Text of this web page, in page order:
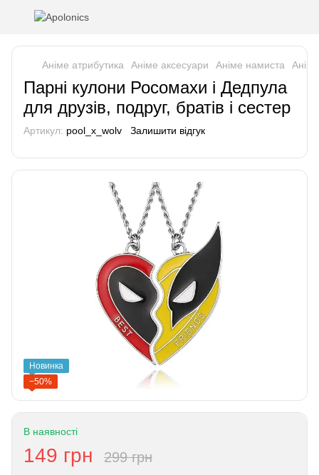
Аніме атрибутика Аніме аксесуари Аніме намиста
Парні кулони Росомахи і Дедпула
для друзів, подруг, братів і сестер
Артикул: pool_x_wolv Залишити відгук
Новинка
−50%
В наявності
149 грн 299 грн